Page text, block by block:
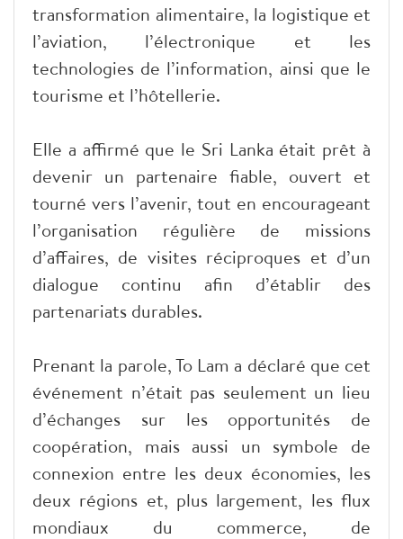
transformation alimentaire, la logistique et
l’aviation, l’électronique et les
technologies de l’information, ainsi que le
tourisme et l’hôtellerie.
Elle a affirmé que le Sri Lanka était prêt à
devenir un partenaire fiable, ouvert et
tourné vers l’avenir, tout en encourageant
l’organisation régulière de missions
d’affaires, de visites réciproques et d’un
dialogue continu afin d’établir des
partenariats durables.
Prenant la parole, To Lam a déclaré que cet
événement n’était pas seulement un lieu
d’échanges sur les opportunités de
coopération, mais aussi un symbole de
connexion entre les deux économies, les
deux régions et, plus largement, les flux
mondiaux du commerce, de